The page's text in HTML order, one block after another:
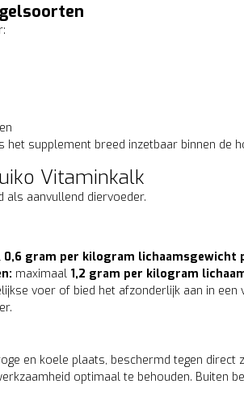
het supplement breed inzetbaar binnen de
Vitaminkalk
als aanvullend diervoeder.
0,6 gram per kilogram lichaamsgewicht
maximaal 1,2 gram per kilogram
voer of bied het afzonderlijk aan in een
en koele plaats, beschermd tegen direct
optimaal te behouden. Buiten